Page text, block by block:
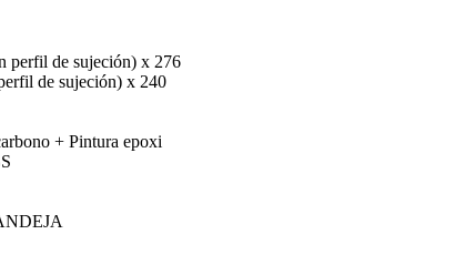
perfil de sujeción) x 276
de sujeción) x 240
+ Pintura epoxi